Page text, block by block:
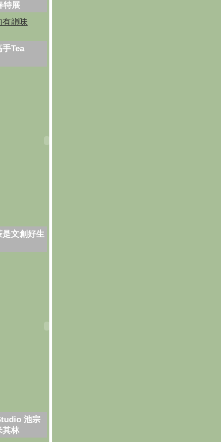
特展
有韻味
Tea
文創好生
池宗
其林